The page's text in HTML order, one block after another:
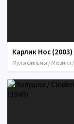
Карлик Нос (2003)